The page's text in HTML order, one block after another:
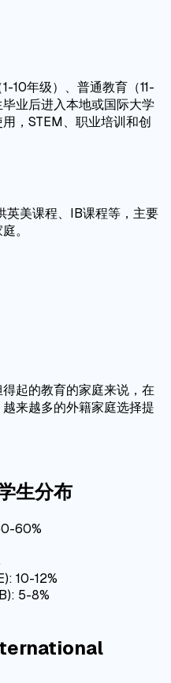
10年级）、普通教育（11-
业后进入本地或国际大学
，STEM、职业培训和创
英美课程、IB课程等，主要
。
起的教育的家庭来说，在
来越多的外籍家庭选择提
生分布
60%
10-12%
5-8%